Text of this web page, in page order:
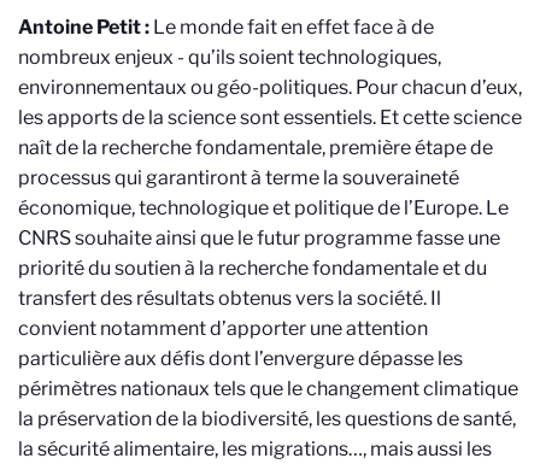
Antoine Petit : Le monde fait en effet face à de
nombreux enjeux - qu’ils soient technologiques,
environnementaux ou géo-politiques. Pour chacun d’eux,
les apports de la science sont essentiels. Et cette science
naît de la recherche fondamentale, première étape de
processus qui garantiront à terme la souveraineté
économique, technologique et politique de l’Europe. Le
CNRS souhaite ainsi que le futur programme fasse une
priorité du soutien à la recherche fondamentale et du
transfert des résultats obtenus vers la société. Il
convient notamment d’apporter une attention
particulière aux défis dont l’envergure dépasse les
périmètres nationaux tels que le changement climatique
la préservation de la biodiversité, les questions de santé,
la sécurité alimentaire, les migrations…, mais aussi les